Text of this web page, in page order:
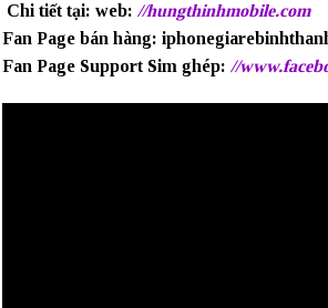
Chi tiết tại: web: //hungthinhmobile.com
Fan Page bán hàng:
Fan Page Support Sim ghép: //